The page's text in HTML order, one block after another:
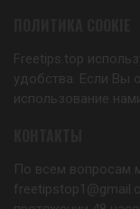
Freetips.top
удобства. Если Вы
использование
По всем вопросам